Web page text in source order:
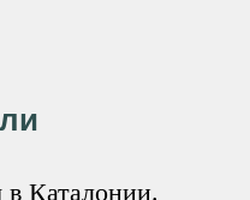
Каталонии.